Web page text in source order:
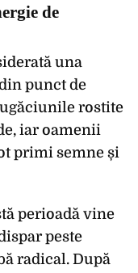
de
una
punct de
rostite
iar oamenii
primi semne și
perioadă vine
peste
radical. După